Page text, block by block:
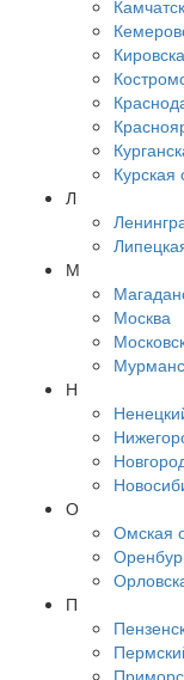
Курская
Л
М
Москва
Н
О
Омская
П